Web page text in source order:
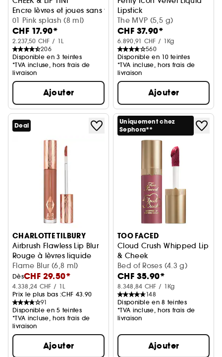
Encre lèvres et joues sans transfert
01 Pink splash (8 ml)
CHF 17.90*
2.237,50 CHF / 1L
206
Disponible en 3 teintes
*TVA incluse, hors frais de
livraison
Ajouter
Lipstick
Rouge à lèvres mat liquide
The MVP (5,5 g)
CHF 37.90*
6.890,91 CHF / 1Kg
560
Disponible en 10 teintes
*TVA incluse, hors frais de
livraison
Ajouter
Deal
CHARLOTTE TILBURY
Airbrush Flawless Lip Blur
Rouge à lèvres liquide
Flame Blur (6,8 ml)
DèsCHF 29.50*
4.338,24 CHF / 1L
Prix le plus bas :CHF 43.90
91
Disponible en 5 teintes
*TVA incluse, hors frais de
livraison
Ajouter
Uniquement chez
Sephora**
TOO FACED
Cloud Crush Whipped Lip
& Cheek
Encre à lèvres et joues
Bed of Roses (4.3 g)
CHF 35.90*
8.348,84 CHF / 1Kg
148
Disponible en 8 teintes
*TVA incluse, hors frais de
livraison
Ajouter